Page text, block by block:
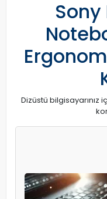
Sony
Dizüstü bilgisayarınız